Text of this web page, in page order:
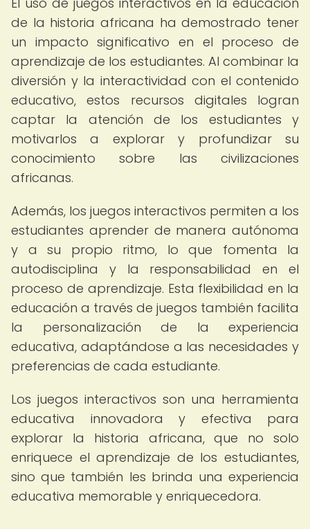
de la historia africana ha demostrado tener
un impacto significativo en el proceso de
aprendizaje de los estudiantes. Al combinar la
diversión y la interactividad con el contenido
educativo, estos recursos digitales logran
captar la atención de los estudiantes y
motivarlos a explorar y profundizar su
conocimiento sobre las civilizaciones
africanas.
Además, los juegos interactivos permiten a los
estudiantes aprender de manera autónoma
y a su propio ritmo, lo que fomenta la
autodisciplina y la responsabilidad en el
proceso de aprendizaje. Esta flexibilidad en la
educación a través de juegos también facilita
la personalización de la experiencia
educativa, adaptándose a las necesidades y
preferencias de cada estudiante.
Los juegos interactivos son una herramienta
educativa innovadora y efectiva para
explorar la historia africana, que no solo
enriquece el aprendizaje de los estudiantes,
sino que también les brinda una experiencia
educativa memorable y enriquecedora.